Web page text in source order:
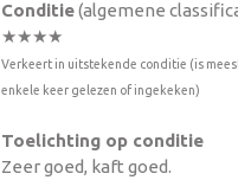
Conditie(algemene
★★★★
Verkeert in uitstekende conditie (is
enkele keer gelezen of ingekeken)
Toelichting op conditie
Zeer goed, kaft goed.